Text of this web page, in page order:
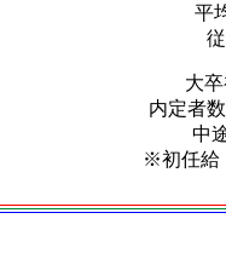
平
大卒
内定者
中
※初任給